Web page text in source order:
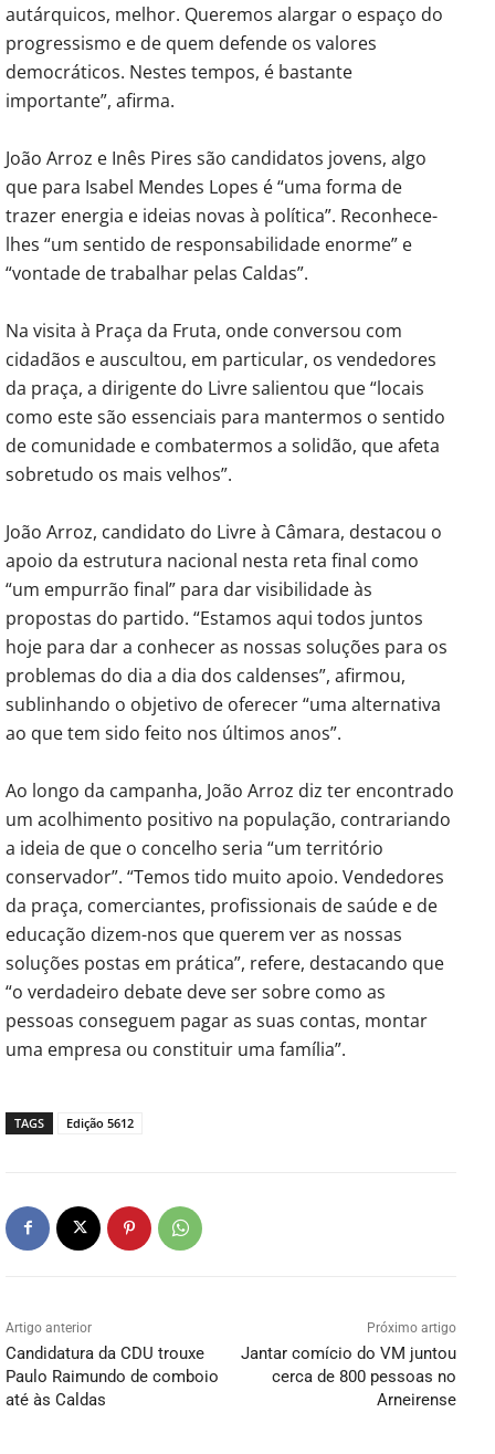
autárquicos, melhor. Queremos alargar o espaço do
progressismo e de quem defende os valores
democráticos. Nestes tempos, é bastante
importante”, afirma.
João Arroz e Inês Pires são candidatos jovens, algo
que para Isabel Mendes Lopes é “uma forma de
trazer energia e ideias novas à política”. Reconhece-
lhes “um sentido de responsabilidade enorme” e
“vontade de trabalhar pelas Caldas”.
Na visita à Praça da Fruta, onde conversou com
cidadãos e auscultou, em particular, os vendedores
da praça, a dirigente do Livre salientou que “locais
como este são essenciais para mantermos o sentido
de comunidade e combatermos a solidão, que afeta
sobretudo os mais velhos”.
João Arroz, candidato do Livre à Câmara, destacou o
apoio da estrutura nacional nesta reta final como
“um empurrão final” para dar visibilidade às
propostas do partido. “Estamos aqui todos juntos
hoje para dar a conhecer as nossas soluções para os
problemas do dia a dia dos caldenses”, afirmou,
sublinhando o objetivo de oferecer “uma alternativa
ao que tem sido feito nos últimos anos”.
Ao longo da campanha, João Arroz diz ter encontrado
um acolhimento positivo na população, contrariando
a ideia de que o concelho seria “um território
conservador”. “Temos tido muito apoio. Vendedores
da praça, comerciantes, profissionais de saúde e de
educação dizem-nos que querem ver as nossas
soluções postas em prática”, refere, destacando que
“o verdadeiro debate deve ser sobre como as
pessoas conseguem pagar as suas contas, montar
uma empresa ou constituir uma família”.
TAGS Edição 5612
Artigo anterior
Candidatura da CDU trouxe
Paulo Raimundo de comboio
até às Caldas
Próximo artigo
Jantar comício do VM juntou
cerca de 800 pessoas no
Arneirense